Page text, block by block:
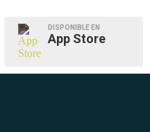
DISPONIBLE EN
App Store